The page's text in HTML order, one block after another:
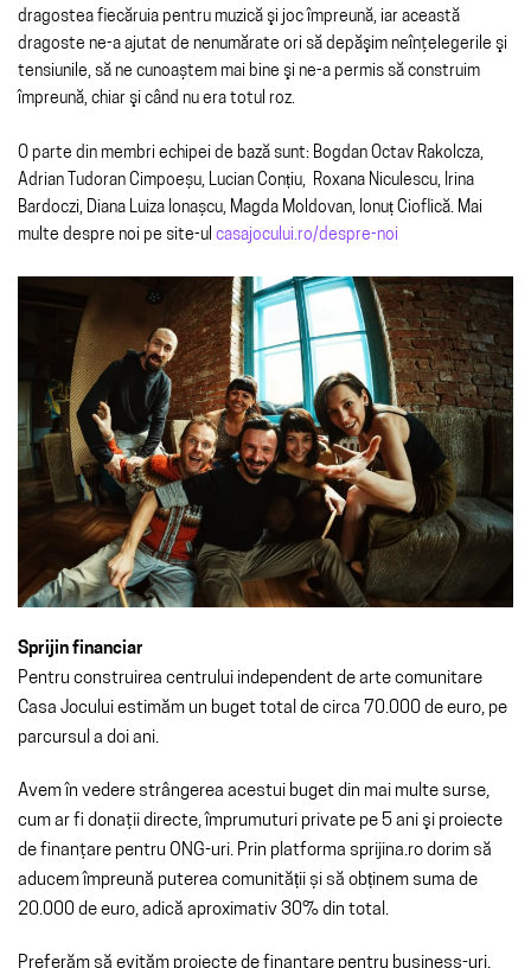
dragostea fiecăruia pentru muzică şi joc împreună, iar această
dragoste ne-a ajutat de nenumărate ori să depăşim neînţelegerile şi
tensiunile, să ne cunoaștem mai bine şi ne-a permis să construim
împreună, chiar şi când nu era totul roz.
O parte din membri echipei de bază sunt: Bogdan Octav Rakolcza,
Adrian Tudoran Cimpoeșu, Lucian Conțiu, Roxana Niculescu, Irina
Bardoczi, Diana Luiza Ionașcu, Magda Moldovan, Ionuț Cioflică. Mai
multe despre noi pe site-ul casajocului.ro/despre-noi
Sprijin financiar
Pentru construirea centrului independent de arte comunitare
Casa Jocului estimăm un buget total de circa 70.000 de euro, pe
parcursul a doi ani.
Avem în vedere strângerea acestui buget din mai multe surse,
cum ar fi donaţii directe, împrumuturi private pe 5 ani şi proiecte
de finanţare pentru ONG-uri. Prin platforma sprijina.ro dorim să
aducem împreună puterea comunității și să obținem suma de
20.000 de euro, adică aproximativ 30% din total.
Preferăm să evităm proiecte de finanţare pentru business-uri,